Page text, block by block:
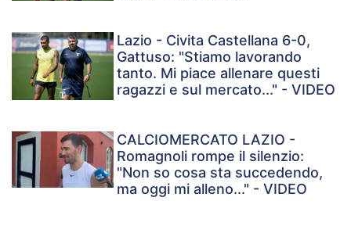
Lazio - Civita Castellana 6-0,
Gattuso: "Stiamo lavorando
tanto. Mi piace allenare questi
ragazzi e sul mercato..." - VIDEO
CALCIOMERCATO LAZIO -
Romagnoli rompe il silenzio:
"Non so cosa sta succedendo,
ma oggi mi alleno..." - VIDEO